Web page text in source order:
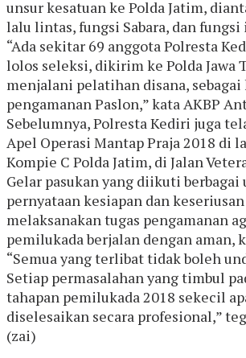
unsur kesatuan ke Polda Jatim,
lalu lintas, fungsi Sabara, dan
“Ada sekitar 69 anggota Polresta
lolos seleksi, dikirim ke Polda Jawa
menjalani pelatihan disana, sebagai
pengamanan Paslon,” kata AKBP
Sebelumnya, Polresta Kediri juga
Apel Operasi Mantap Praja 2018 di
Kompie C Polda Jatim, di Jalan
Gelar pasukan yang diikuti berbagai
pernyataan kesiapan dan
melaksanakan tugas pengamanan
pemilukada berjalan dengan aman,
“Semua yang terlibat tidak boleh
Setiap permasalahan yang timbul
tahapan pemilukada 2018 sekecil
diselesaikan secara profesional,”
(zai)